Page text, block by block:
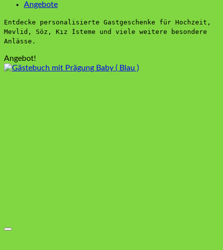
Angebote
Entdecke personalisierte Gastgeschenke für Hochzeit,
Mevlid, Söz, Kız İsteme und viele weitere besondere
Anlässe.
Angebot!